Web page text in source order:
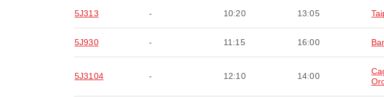
5J313 - 10:20 13:05
5J930 - 11:15 16:00
5J3104 - 12:10 14:00